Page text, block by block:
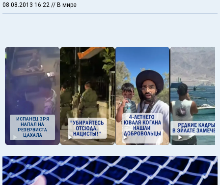
08.08.2013 16:22 // В мире
ИСПАНЕЦ ЗРЯ
НАПАЛ НА
РЕЗЕРВИСТА
ЦАХАЛА